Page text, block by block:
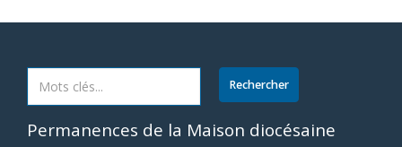
Permanences de la Maison diocésaine